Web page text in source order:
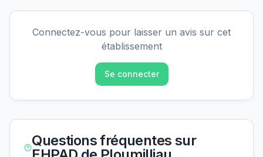
Connectez-vous pour laisser un avis sur cet
établissement
Se connecter
Questions fréquentes sur